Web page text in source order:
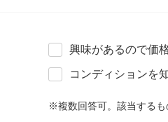
興味があるので価
コンディションを
※複数回答可。該当するも